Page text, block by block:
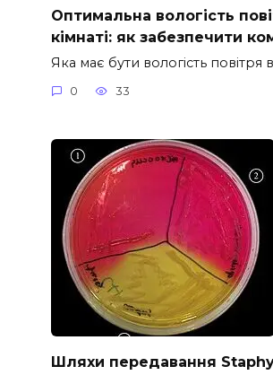
Оптимальна вологість
кімнаті: як забезпечити
Яка має бути вологість повітря в
0 33
Шляхи передавання